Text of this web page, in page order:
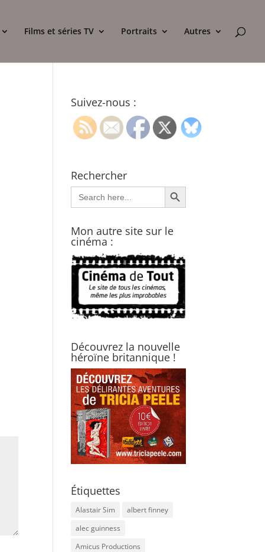
Films et séries TV Portraits Autres
Suivez-nous :
Rechercher
Search
for:
Search Button
Mon autre site sur le
cinéma :
Découvrez la nouvelle
héroïne britannique !
Étiquettes
Alastair Sim
albert finney
alec guinness
Amicus Productions